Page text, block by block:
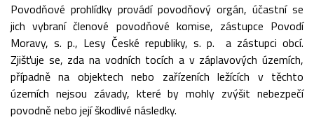
Povodňové prohlídky provádí povodňový orgán, účastní se
jich vybraní členové povodňové komise, zástupce Povodí
Moravy, s. p., Lesy České republiky, s. p. a zástupci obcí.
Zjišťuje se, zda na vodních tocích a v záplavových územích,
případně na objektech nebo zařízeních ležících v těchto
územích nejsou závady, které by mohly zvýšit nebezpečí
povodně nebo její škodlivé následky.